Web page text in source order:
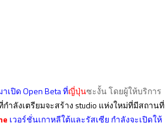
เปิด Open Beta ที่ญี่ปุ่นซะงั้น โดยผู้ให้บริการ
กำลังเตรียมจะสร้าง studio แห่งใหม่ที่มีสถานที่
เวอร์ชั่นเกาหลีใต้และรัสเซีย กำลังจะเปิดให้